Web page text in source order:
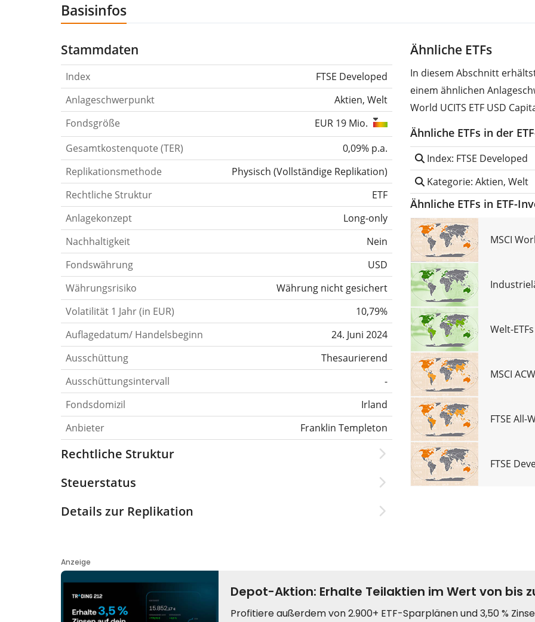
Basisinfos
Stammdaten
Index
FTSE Developed
Anlageschwerpunkt
Aktien, Welt
Fondsgröße
EUR 19 Mio.
Gesamtkostenquote (TER)
0,09% p.a.
Replikationsmethode
Physisch (Vollständige Replikation)
Rechtliche Struktur
ETF
Anlagekonzept
Long-only
Nachhaltigkeit
Nein
Fondswährung
USD
Währungsrisiko
Währung nicht gesichert
Volatilität 1 Jahr (in EUR)
10,79%
Auflagedatum/ Handelsbeginn
24. Juni 2024
Ausschüttung
Thesaurierend
Ausschüttungsintervall
-
Fondsdomizil
Irland
Anbieter
Franklin Templeton
Rechtliche Struktur
Steuerstatus
Details zur Replikation
Ähnliche ETFs
In diesem Abschnitt
einem ähnlichen
World UCITS ETF USD
Ähnliche ETFs in der
Index: FTSE Developed
Kategorie: Aktien, Welt
Ähnliche ETFs in ETF-
MSCI
Welt-
MSCI
FTSE All-
FTSE